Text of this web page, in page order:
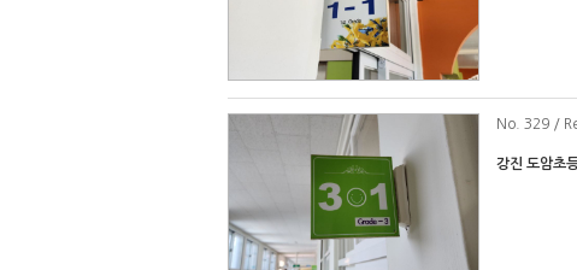
No . 329 /
강진 도암초